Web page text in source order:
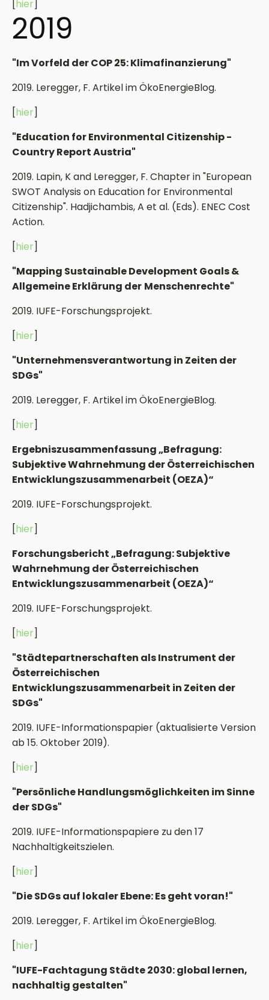
[hier]
2019
"Im Vorfeld der COP 25: Klimafinanzierung"
2019. Leregger, F. Artikel im ÖkoEnergieBlog.
[hier]
"Education for Environmental Citizenship -
Country Report Austria"
2019. Lapin, K and Leregger, F. Chapter in "European
SWOT Analysis on Education for Environmental
Citizenship". Hadjichambis, A et al. (Eds). ENEC Cost
Action.
[hier]
"Mapping Sustainable Development Goals &
Allgemeine Erklärung der Menschenrechte"
2019. IUFE-Forschungsprojekt.
[hier]
"Unternehmensverantwortung in Zeiten der
SDGs"
2019. Leregger, F. Artikel im ÖkoEnergieBlog.
[hier]
Ergebniszusammenfassung „Befragung:
Subjektive Wahrnehmung der Österreichischen
Entwicklungszusammenarbeit (OEZA)“
2019. IUFE-Forschungsprojekt.
[hier]
Forschungsbericht „Befragung: Subjektive
Wahrnehmung der Österreichischen
Entwicklungszusammenarbeit (OEZA)“
2019. IUFE-Forschungsprojekt.
[hier]
"Städtepartnerschaften als Instrument der
Österreichischen
Entwicklungszusammenarbeit in Zeiten der
SDGs"
2019. IUFE-Informationspapier (aktualisierte Version
ab 15. Oktober 2019).
[hier]
"Persönliche Handlungsmöglichkeiten im Sinne
der SDGs"
2019. IUFE-Informationspapiere zu den 17
Nachhaltigkeitszielen.
[hier]
"Die SDGs auf lokaler Ebene: Es geht voran!"
2019. Leregger, F. Artikel im ÖkoEnergieBlog.
[hier]
"IUFE-Fachtagung Städte 2030: global lernen,
nachhaltig gestalten"